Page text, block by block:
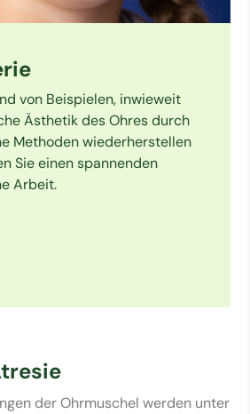
von Beispielen, inwieweit
Ästhetik des Ohres durch
Methoden wiederherstellen
Sie einen spannenden
Arbeit.
der Ohrmuschel werden unter